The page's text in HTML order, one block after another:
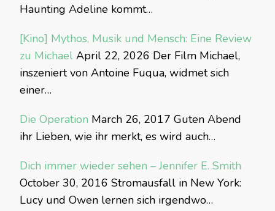
Haunting Adeline kommt…
[Kino] Mythos, Musik und Mensch: Eine Review
zu Michael April 22, 2026 Der Film Michael,
inszeniert von Antoine Fuqua, widmet sich
einer…
Die Operation March 26, 2017 Guten Abend
ihr Lieben, wie ihr merkt, es wird auch…
Dich immer wieder sehen – Jennifer E. Smith
October 30, 2016 Stromausfall in New York:
Lucy und Owen lernen sich irgendwo…